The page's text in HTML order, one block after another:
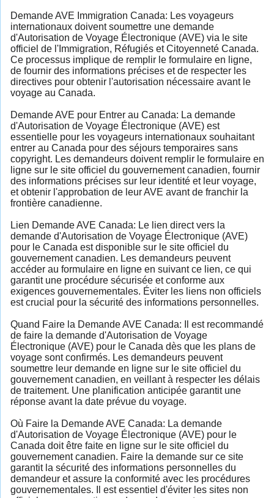
Demande AVE Immigration Canada: Les voyageurs
internationaux doivent soumettre une demande
d'Autorisation de Voyage Électronique (AVE) via le site
officiel de l'Immigration, Réfugiés et Citoyenneté Canada.
Ce processus implique de remplir le formulaire en ligne,
de fournir des informations précises et de respecter les
directives pour obtenir l'autorisation nécessaire avant le
voyage au Canada.
Demande AVE pour Entrer au Canada: La demande
d'Autorisation de Voyage Électronique (AVE) est
essentielle pour les voyageurs internationaux souhaitant
entrer au Canada pour des séjours temporaires sans
copyright. Les demandeurs doivent remplir le formulaire en
ligne sur le site officiel du gouvernement canadien, fournir
des informations précises sur leur identité et leur voyage,
et obtenir l'approbation de leur AVE avant de franchir la
frontière canadienne.
Lien Demande AVE Canada: Le lien direct vers la
demande d'Autorisation de Voyage Électronique (AVE)
pour le Canada est disponible sur le site officiel du
gouvernement canadien. Les demandeurs peuvent
accéder au formulaire en ligne en suivant ce lien, ce qui
garantit une procédure sécurisée et conforme aux
exigences gouvernementales. Éviter les liens non officiels
est crucial pour la sécurité des informations personnelles.
Quand Faire la Demande AVE Canada: Il est recommandé
de faire la demande d'Autorisation de Voyage
Électronique (AVE) pour le Canada dès que les plans de
voyage sont confirmés. Les demandeurs peuvent
soumettre leur demande en ligne sur le site officiel du
gouvernement canadien, en veillant à respecter les délais
de traitement. Une planification anticipée garantit une
réponse avant la date prévue du voyage.
Où Faire la Demande AVE Canada: La demande
d'Autorisation de Voyage Électronique (AVE) pour le
Canada doit être faite en ligne sur le site officiel du
gouvernement canadien. Faire la demande sur ce site
garantit la sécurité des informations personnelles du
demandeur et assure la conformité avec les procédures
gouvernementales. Il est essentiel d'éviter les sites non